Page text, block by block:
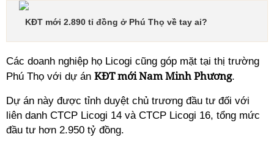
KĐT mới 2.890 tỉ đồng ở Phú Thọ về tay ai?
Các doanh nghiệp họ Licogi cũng góp mặt tại thị trường
Phú Thọ với dự án KĐT mới Nam Minh Phương.
Dự án này được tỉnh duyệt chủ trương đầu tư đối với
liên danh CTCP Licogi 14 và CTCP Licogi 16, tổng mức
đầu tư hơn 2.950 tỷ đồng.